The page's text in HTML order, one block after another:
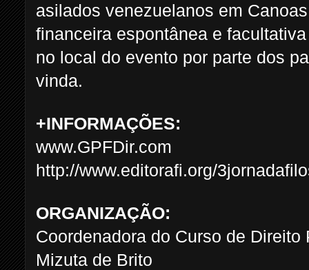
asilados venezuelanos em
financeira espontânea e
no local do evento por parte dos
vinda.
+INFORMAÇÕES:
www.GPFDir.com
http://www.editorafi.org/
ORGANIZAÇÃO:
Coordenadora do Curso de Direito
Mizuta de Brito